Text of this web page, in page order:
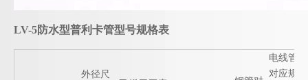
LV-5防水型普利卡管型号规格表
外径尺
电线管
对应规